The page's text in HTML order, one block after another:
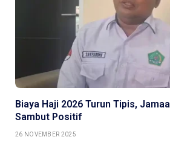
Biaya Haji 2026 Turun Tipis,
Sambut Positif
26 NOVEMBER 2025